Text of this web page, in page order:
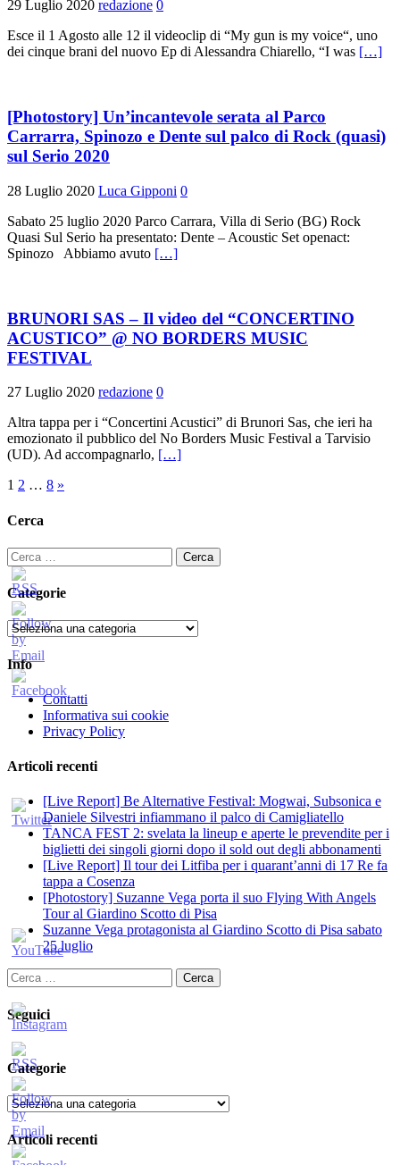
29 Luglio 2020 redazione 0
Esce il 1 Agosto alle 12 il videoclip di “My gun is my voice“, uno
dei cinque brani del nuovo Ep di Alessandra Chiarello, “I was […]
[Photostory] Un’incantevole serata al Parco
Carrarra, Spinozo e Dente sul palco di Rock (quasi)
sul Serio 2020
28 Luglio 2020 Luca Gipponi 0
Sabato 25 luglio 2020 Parco Carrara, Villa di Serio (BG) Rock
Quasi Sul Serio ha presentato: Dente – Acoustic Set openact:
Spinozo Abbiamo avuto […]
BRUNORI SAS – Il video del “CONCERTINO
ACUSTICO” @ NO BORDERS MUSIC
FESTIVAL
27 Luglio 2020 redazione 0
Altra tappa per i “Concertini Acustici” di Brunori Sas, che ieri ha
emozionato il pubblico del No Borders Music Festival a Tarvisio
(UD). Ad accompagnarlo, […]
Paginazione
degli
1 2 … 8 »
Cerca
Ricerca
per:
Categorie
Categorie
Info
Contatti
Informativa sui cookie
Privacy Policy
Articoli recenti
[Live Report] Be Alternative Festival: Mogwai, Subsonica e
Daniele Silvestri infiammano il palco di Camigliatello
TANCA FEST 2: svelata la lineup e aperte le prevendite per i
biglietti dei singoli giorni dopo il sold out degli abbonamenti
[Live Report] Il tour dei Litfiba per i quarant’anni di 17 Re fa
tappa a Cosenza
[Photostory] Suzanne Vega porta il suo Flying With Angels
Tour al Giardino Scotto di Pisa
Suzanne Vega protagonista al Giardino Scotto di Pisa sabato
25 luglio
Ricerca
per:
Seguici
Categorie
Categorie
Articoli recenti